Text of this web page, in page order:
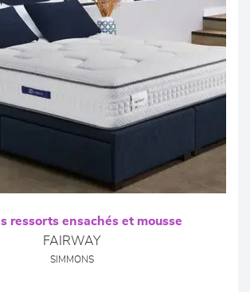
ressorts ensachés et mousse
FAIRWAY
SIMMONS